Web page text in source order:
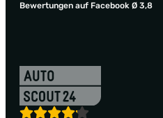
Bewertungen auf Facebook Ø 3,8